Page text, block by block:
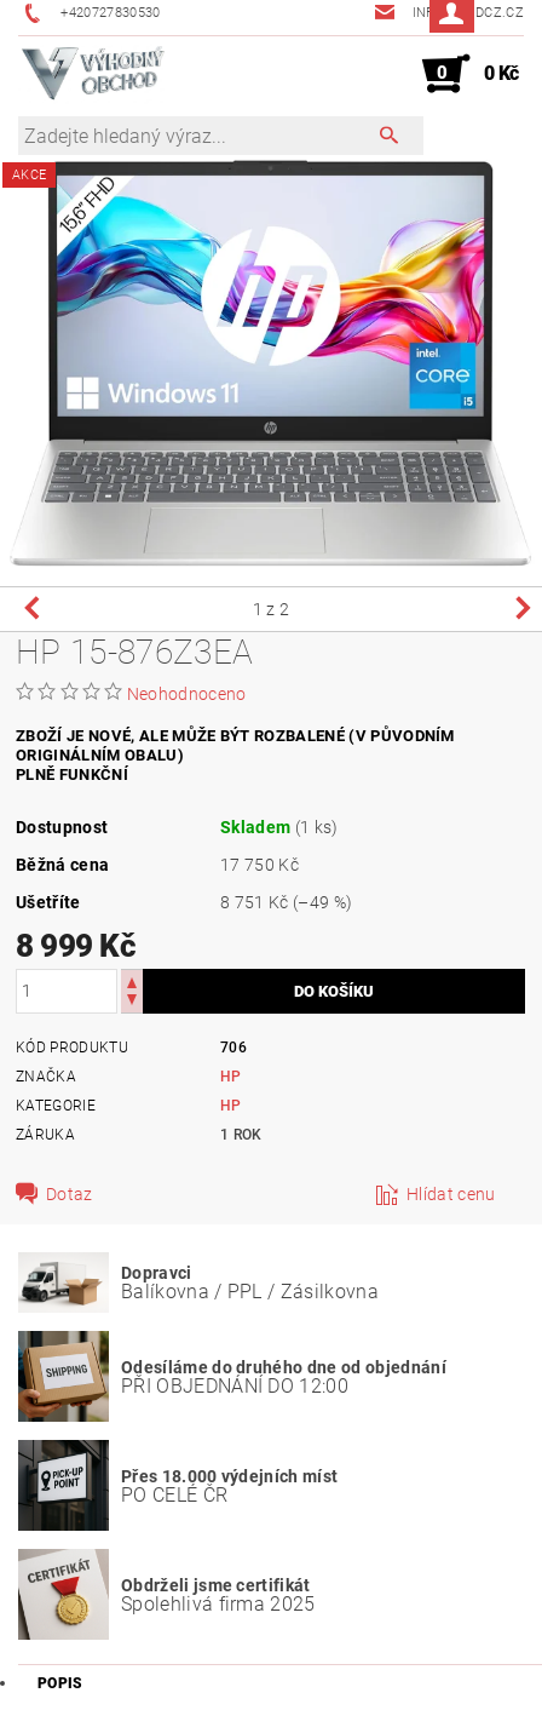
+420727830530 INFO@JMDCZ.CZ
0 0 Kč
AKCE
1 z 2
HP 15-876Z3EA
Neohodnoceno
ZBOŽÍ JE NOVÉ, ALE MŮŽE BÝT ROZBALENÉ (V PŮVODNÍM
ORIGINÁLNÍM OBALU)
PLNĚ FUNKČNÍ
Dostupnost Skladem (1 ks)
Běžná cena
17 750 Kč
Ušetříte
8 751 Kč (–49 %)
8 999 Kč
KÓD PRODUKTU
706
ZNAČKA
HP
KATEGORIE
HP
ZÁRUKA
1 ROK
Dotaz Hlídat cenu
Dopravci
Balíkovna / PPL / Zásilkovna
Odesíláme do druhého dne od objednání
PŘI OBJEDNÁNÍ DO 12:00
Přes 18.000 výdejních míst
PO CELÉ ČR
Obdrželi jsme certifikát
Spolehlivá firma 2025
POPIS